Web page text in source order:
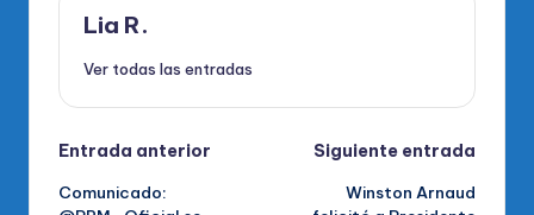
Lia R.
Ver todas las entradas
Navegación
de
Entrada anterior
Comunicado:
Siguiente entrada
Winston Arnaud